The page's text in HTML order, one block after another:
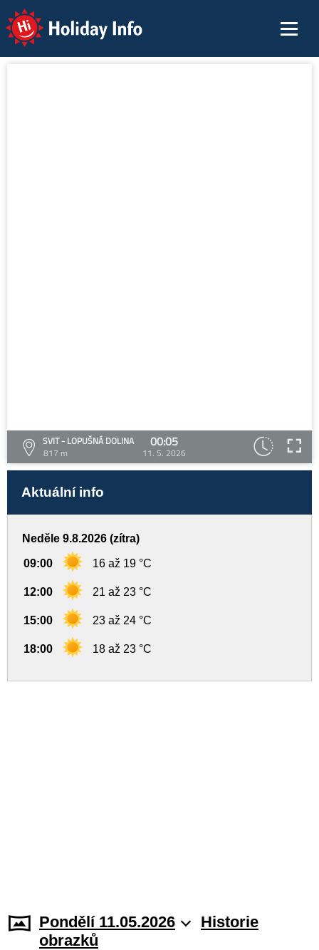
Holiday Info
SVIT - LOPUŠNÁ DOLINA
817 m
00:05
11. 5. 2026
Aktuální info
Neděle 9.8.2026 (zítra)
09:00 16 až 19 °C
12:00 21 až 23 °C
15:00 23 až 24 °C
18:00 18 až 23 °C
Pondělí 11.05.2026
Historie
obrazků